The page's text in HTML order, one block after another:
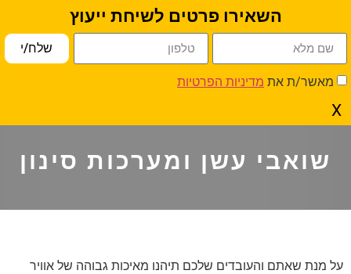
השאירו פרטים לשיחת ייעוץ
מאשר/ת את מדיניות הפרטיות
שלח/י
X
סינון
שואבי עשן ומערכות סינון
על מנת שאתם והעובדים שלכם תיהנו מאיכות גבוהה של אוויר
פתח סרגל נגישות